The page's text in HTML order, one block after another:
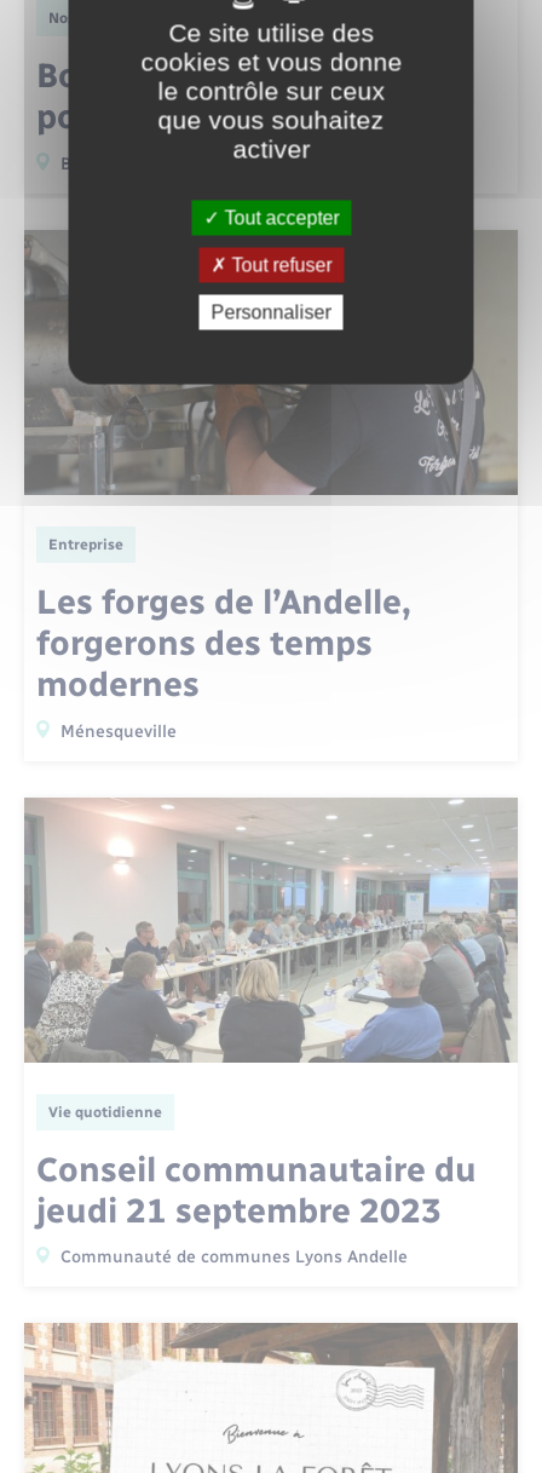
Nos communes en images
Bourg-Beaudouin, aux
portes de Lyons Andelle
Bourg-Beaudouin
Entreprise
Les forges de l’Andelle,
forgerons des temps
modernes
Ménesqueville
Vie quotidienne
Conseil communautaire du
jeudi 21 septembre 2023
Communauté de communes Lyons Andelle
Ce site utilise des
cookies et vous donne
le contrôle sur ceux
que vous souhaitez
activer
Tout accepter
Tout refuser
Personnaliser